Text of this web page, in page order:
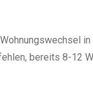
bereits 8-12